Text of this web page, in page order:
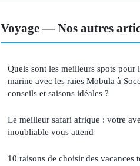
Voyage — Nos autres
Quels sont les meilleurs spots pour
marine avec les raies Mobula à
conseils et saisons idéales ?
Le meilleur safari afrique : votre
inoubliable vous attend
10 raisons de choisir des vacances